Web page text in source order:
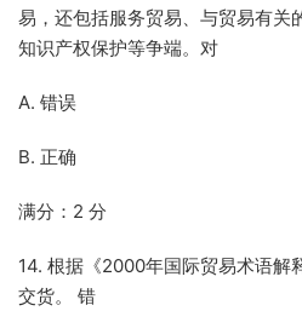
易，还包括服务贸易、与贸易有关
知识产权保护等争端。对
A. 错误
B. 正确
满分：2 分
14. 根据《2000年国际贸易术语解
交货。 错